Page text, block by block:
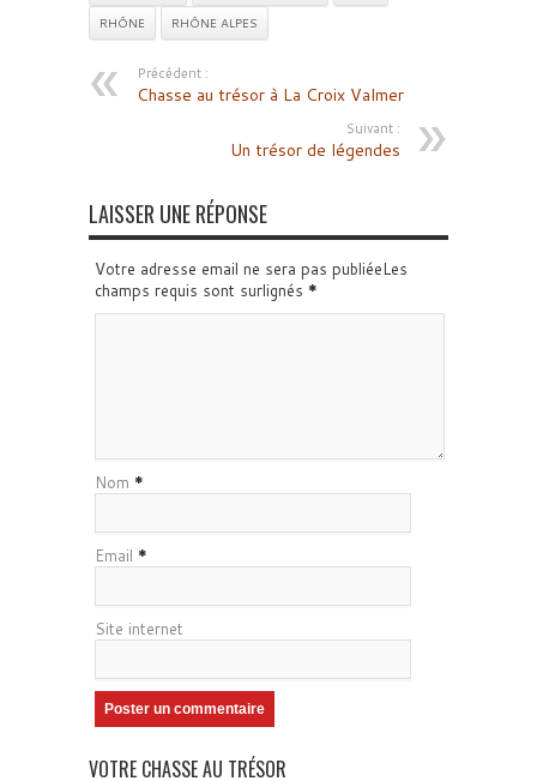
RHÔNE
RHÔNE ALPES
Précédent :
Chasse au trésor à La Croix Valmer
Suivant :
Un trésor de légendes
LAISSER UNE RÉPONSE
Votre adresse email ne sera pas publiéeLes
champs requis sont surlignés *
Nom *
Email *
Site internet
VOTRE CHASSE AU TRÉSOR